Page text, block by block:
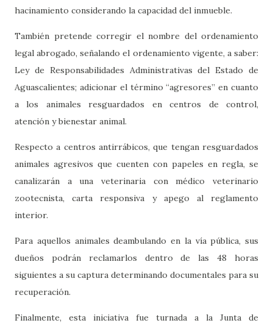
hacinamiento considerando la capacidad del inmueble.
También pretende corregir el nombre del ordenamiento
legal abrogado, señalando el ordenamiento vigente, a saber:
Ley de Responsabilidades Administrativas del Estado de
Aguascalientes; adicionar el término “agresores” en cuanto
a los animales resguardados en centros de control,
atención y bienestar animal.
Respecto a centros antirrábicos, que tengan resguardados
animales agresivos que cuenten con papeles en regla, se
canalizarán a una veterinaria con médico veterinario
zootecnista, carta responsiva y apego al reglamento
interior.
Para aquellos animales deambulando en la vía pública, sus
dueños podrán reclamarlos dentro de las 48 horas
siguientes a su captura determinando documentales para su
recuperación.
Finalmente, esta iniciativa fue turnada a la Junta de